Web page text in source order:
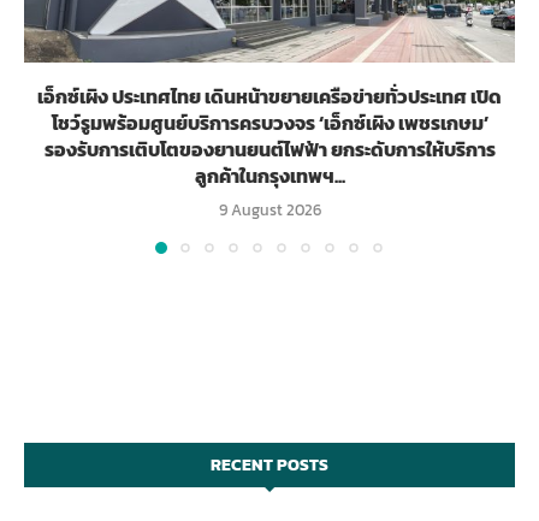
เอ็กซ์เผิง ประเทศไทย เดินหน้าขยายเครือข่ายทั่วประเทศ เปิด
โชว์รูมพร้อมศูนย์บริการครบวงจร ‘เอ็กซ์เผิง เพชรเกษม’
รองรับการเติบโตของยานยนต์ไฟฟ้า ยกระดับการให้บริการ
ลูกค้าในกรุงเทพฯ...
9 August 2026
RECENT POSTS